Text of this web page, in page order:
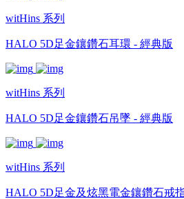
witHins 系列
HALO 5D足金鑲鑽石耳環 - 經典版
witHins 系列
HALO 5D足金鑲鑽石吊墜 - 經典版
witHins 系列
HALO 5D足金及炫黑電金鑲鑽石戒